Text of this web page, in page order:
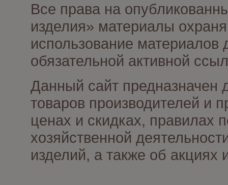
Все права на
изделия» материалы
использование материалов
обязательной активной
Данный сайт предназначен
товаров производителей и
ценах и скидках, правилах
хозяйственной
изделий, а также об